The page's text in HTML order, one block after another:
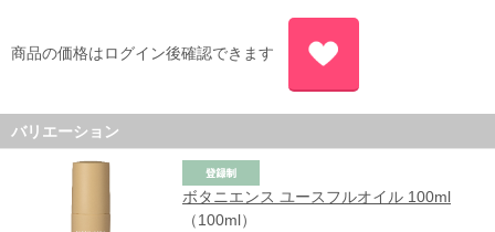
商品の価格はログイン後確認できます
バリエーション
ボタニエンス ユースフルオイル 100ml
（100ml）